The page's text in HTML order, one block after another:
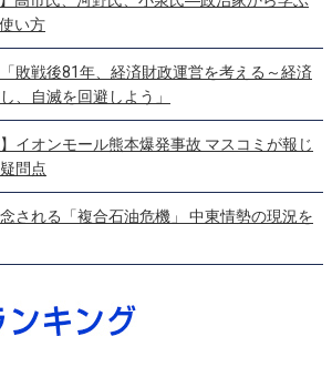
い方
「敗戦後81年、経済財政運営を考える～経済
、自滅を回避しよう」
】イオンモール熊本爆発事故 マスコミが報じ
問点
念される「複合石油危機」 中東情勢の現況を